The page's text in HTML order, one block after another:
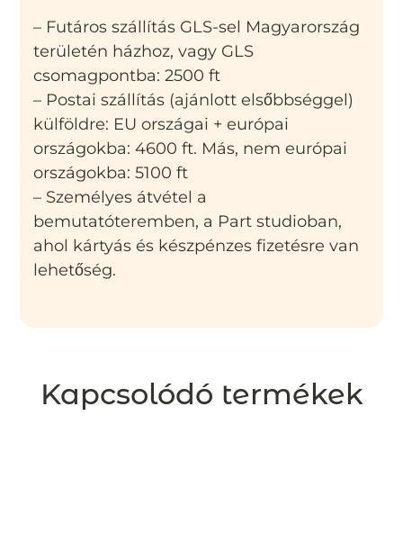
– Futáros szállítás GLS-sel Magyarország
területén házhoz, vagy GLS
csomagpontba: 2500 ft
– Postai szállítás (ajánlott elsőbbséggel)
külföldre: EU országai + európai
országokba: 4600 ft. Más, nem európai
országokba: 5100 ft
– Személyes átvétel a
bemutatóteremben, a Part studioban,
ahol kártyás és készpénzes fizetésre van
lehetőség.
Kapcsolódó termékek